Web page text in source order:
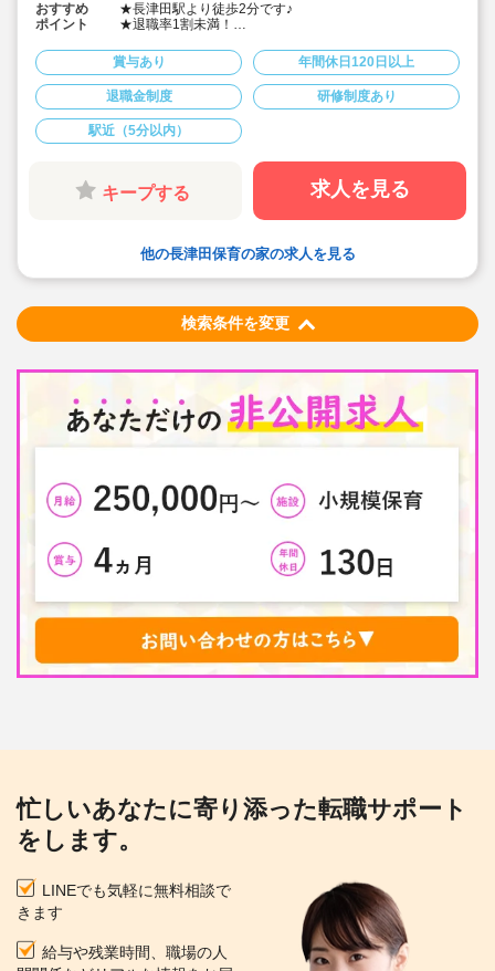
おすすめ
ポイント
★長津田駅より徒歩2分です♪
★退職率1割未満！
方々が心から楽しく保育ができるようサポートを行って
います！
★系列園にてお預け可能です。保育所お預け優遇制度あ
り(社員割引あり)
★「自分の子供を入れたい園」が法人として大切に保育
を行っております！そのために、「見守る保育」「のび
のび過ごせる施設設定」を軸に保育を行っている保育園
★法人内研修も充実！海外研修も！研修費はすべて法人
負担です！スキルアップを考えている先生にもオススメ
★定着率が高いのも法人の特徴です♪職員の風通しがよ
ませんか？
★充実の研修制度。年間100種類以上の中から学びたい
研修を選べます！
賞与あり 年間休日120日以上
退職金制度 研修制度あり
駅近（5分以内）
キープする 求人を見る
他の長津田保育の家の求人を見る
検索条件を変更
忙しいあなたに寄り添った転職サポート
をします。
LINEでも気軽に無料相談で
きます
給与や残業時間、職場の人